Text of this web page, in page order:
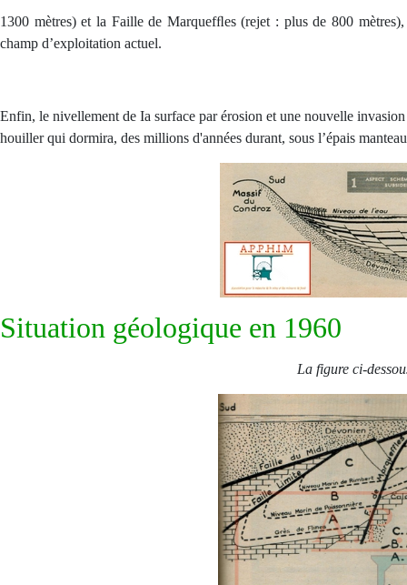
1300 mètres) et la Faille de Marquefﬂes (rejet : plus de 800
champ d’exploitation actuel.
Enfin, le nivellement de Ia surface par érosion et une nouvelle
houiller qui dormira, des millions d'années durant, sous l’épais
Situation géologique en 1960
La figure ci-